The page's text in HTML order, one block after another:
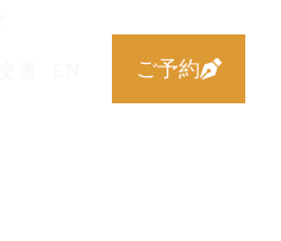
ご予約